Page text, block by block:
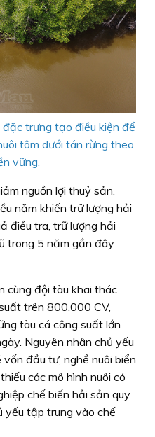
trưng tạo điều kiện để
tôm dưới tán rừng theo
vững.
nguồn lợi thuỷ sản.
năm khiến trữ lượng hải
điều tra, trữ lượng hải
trong 5 năm gần đây
cùng đội tàu khai thác
trên 800.000 CV,
tàu cá công suất lớn
Nguyên nhân chủ yếu
đầu tư, nghề nuôi biển
các mô hình nuôi có
chế biến hải sản quy
yếu tập trung vào chế